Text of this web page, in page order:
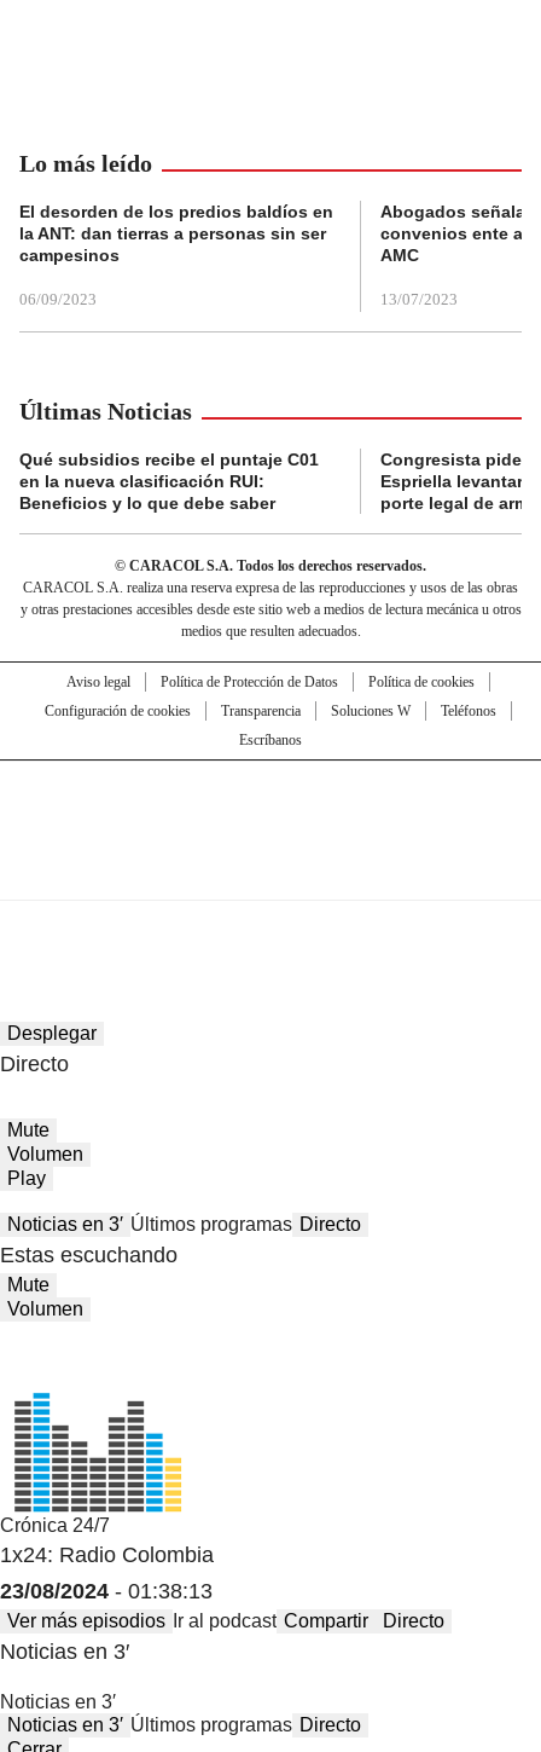
Lo más leído
El desorden de los predios baldíos en
la ANT: dan tierras a personas sin ser
campesinos
06/09/2023
Abogados
convenios ente
AMC
13/07/2023
Últimas Noticias
Qué subsidios recibe el puntaje C01
en la nueva clasificación RUI:
Beneficios y lo que debe saber
Congresista pide a
Espriella levantar
porte legal de
© CARACOL S.A. Todos los derechos reservados.
CARACOL S.A. realiza una reserva expresa de las reproducciones y usos de las obras
y otras prestaciones accesibles desde este sitio web a medios de lectura mecánica u otros
medios que resulten adecuados.
Aviso legal Política de Protección de Datos
Política de cookies
Configuración de cookies
Transparencia Soluciones W
Teléfonos
Escríbanos
Desplegar
Directo
Mute
Volumen
Play
Noticias en 3′ Últimos programas Directo
Estas escuchando
Mute
Volumen
Crónica 24/7
1x24: Radio Colombia
23/08/2024 - 01:38:13
Ver más episodios Ir al podcast Compartir Directo
Noticias en 3′
Noticias en 3′
Noticias en 3′ Últimos programas Directo